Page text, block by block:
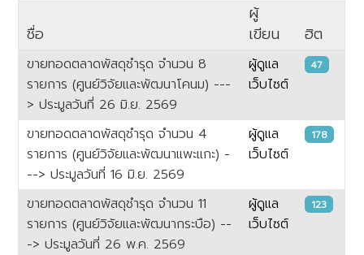
ชื่อ
ผู้
เขียน
ฮิต
ขายทอดตลาดพัสดุชำรุด จำนวน 8
รายการ (ศูนย์วิจัยและพัฒนาโคนม) ---
> ประมูลวันที่ 26 มิ.ย. 2569
ผู้ดูแล
เว็บไซต์
47
ขายทอดตลาดพัสดุชำรุด จำนวน 4
รายการ (ศูนย์วิจัยและพัฒนาแพะแกะ) -
--> ประมูลวันที่ 16 มิ.ย. 2569
ผู้ดูแล
เว็บไซต์
178
ขายทอดตลาดพัสดุชำรุด จำนวน 11
รายการ (ศูนย์วิจัยและพัฒนากระบือ) --
-> ประมูลวันที่ 26 พ.ค. 2569
ผู้ดูแล
เว็บไซต์
123